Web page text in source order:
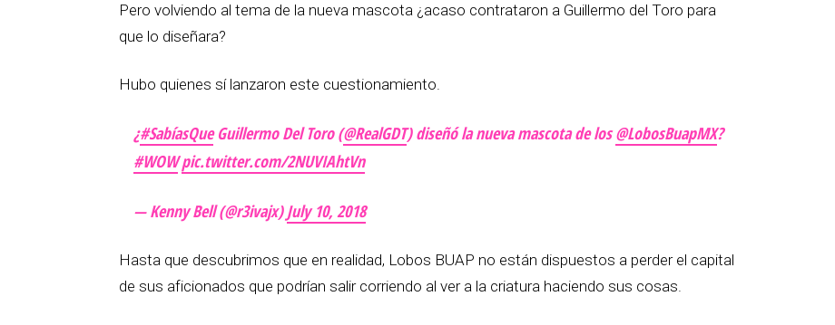
Pero volviendo al tema de la nueva mascota ¿acaso contrataron a Guillermo del Toro para
que lo diseñara?
Hubo quienes sí lanzaron este cuestionamiento.
¿#SabíasQueGuillermo Del Toro (@RealGDT) diseñó la nueva mascota de los@LobosBuapMX?
#WOW pic.twitter.com/2NUVIAhtVn
— Kenny Bell (@r3ivajx)July 10, 2018
Hasta que descubrimos que en realidad, Lobos BUAP no están dispuestos a perder el capital
de sus aficionados que podrían salir corriendo al ver a la criatura haciendo sus cosas.